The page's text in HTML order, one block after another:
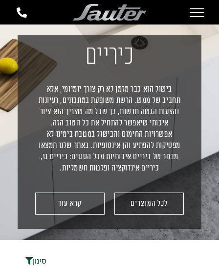
כיריים
בישול הוא כבר מזמן לא רק צורך יומיומי, אלא
תחביב של ממש. הרשת משופעת במתכונים, רעיונות
והצעות הגשה חדשות, כך שכל מה שצריך הוא ציוד
איכותי שיאפשר להתחיל את כל הטוב הזה.
אפשרויות החימום והבישול במטבח בימינו לא
מפסיקות להפתיע והן אינסופיות. באתר שלנו תמצאו
מבחר של כיריים איכותיות מכל הסוגים: כיריים גז,
כיריים אינדוקציה ופלטות חשמליות.
לכל המוצרים קרא עוד
סינון